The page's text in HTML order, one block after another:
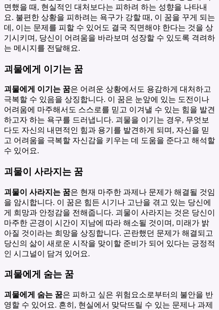
면했을 때, 현실적인 대처보다는 피하려 하는 성향을 나타내
요. 불편한 상황을 피하려는 욕구가 강할 때, 이 꿈을 꾸게 되는
데, 이는 문제를 피할 수 있어도 결국 직면해야 한다는 것을 상
기시키며, 당신이 어려움을 바라보며 성장할 수 있도록 격려하
는 메시지를 전달해요.
괴물에게 이기는 꿈
괴물에게 이기는 꿈은 어려운 상황에서도 용감하게 대처하고
극복할 수 있음을 상징합니다. 이 꿈은 눈앞에 있는 도전이나
어려움에 마주해서도 스스로를 믿고 이겨낼 수 있는 힘을 발견
하고자 하는 욕구를 드러냅니다. 괴물을 이기는 경우, 무엇보
다도 자신의 내면적인 힘과 용기를 발견하게 되며, 자신을 믿
고 어려움을 극복할 자신감을 키우는 데 도움을 준다고 해석할
수 있어요.
괴물이 사라지는 꿈
괴물이 사라지는 꿈은 현재 마주한 과제나 문제가 해결될 것임
을 암시합니다. 이 꿈은 힘든 시기나 고난을 겪고 있는 당신에
게 희망과 안정감을 전해줍니다. 괴물이 사라지는 것은 당신이
마주한 곤경이 시간이 지남에 따라 해소될 것이며, 미래가 밝
아질 것이라는 희망을 상징합니다. 곤란했던 문제가 해결되고
당신의 삶이 새로운 시작을 맞이할 준비가 되어 있다는 긍정적
인 시그널이 담겨 있어요.
괴물에게 숨는 꿈
괴물에게 숨는 꿈은 피하고 싶은 위험요소로부터의 불안을 반
영할 수 있어요. 흔히, 현실에서 맞닥뜨릴 수 있는 문제나 과제